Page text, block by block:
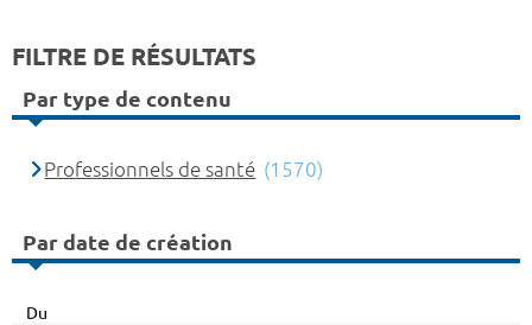
FILTRE DE RÉSULTATS
Par type de contenu
Professionnels de santé (1570)
Par date de création
Du